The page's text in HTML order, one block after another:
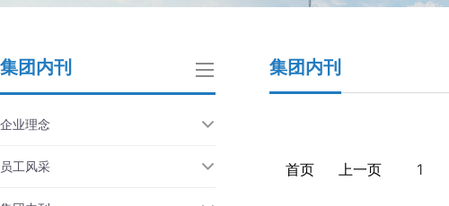
集团内刊
企业理念
员工风采
集团内刊
首页 上一页 1